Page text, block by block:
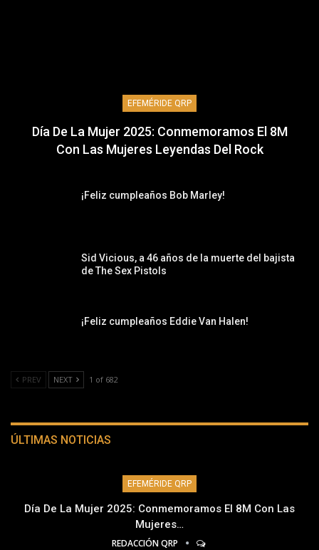
EFEMÉRIDE QRP
Día De La Mujer 2025: Conmemoramos El 8M
Con Las Mujeres Leyendas Del Rock
¡Feliz cumpleaños Bob Marley!
Sid Vicious, a 46 años de la muerte del bajista
de The Sex Pistols
¡Feliz cumpleaños Eddie Van Halen!
PREV NEXT 1 of 682
ÚLTIMAS NOTICIAS
EFEMÉRIDE QRP
Día De La Mujer 2025: Conmemoramos El 8M Con Las
Mujeres…
REDACCIÓN QRP